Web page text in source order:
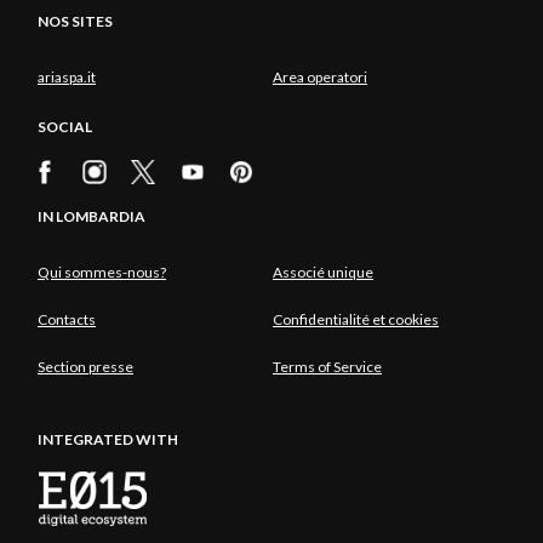
NOS SITES
ariaspa.it Area operatori
SOCIAL
IN LOMBARDIA
Qui sommes-nous? Associé unique
Contacts Confidentialité et cookies
Section presse Terms of Service
INTEGRATED WITH